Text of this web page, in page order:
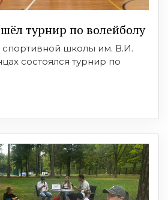
турнир по волейболу
спортивной школы им. В.И.
состоялся турнир по